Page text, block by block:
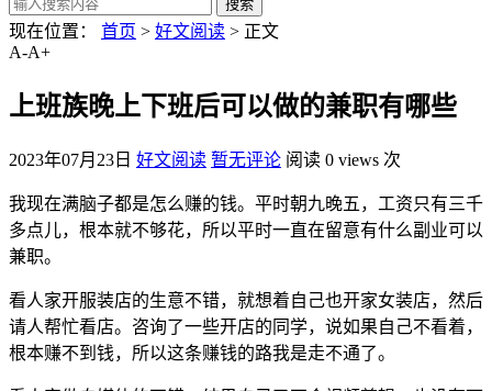
现在位置： 首页 > 好文阅读 > 正文
A-A+
上班族晚上下班后可以做的兼职有哪些
2023年07月23日 好文阅读 暂无评论 阅读 0 views 次
我现在满脑子都是怎么赚的钱。平时朝九晚五，工资只有三千
多点儿，根本就不够花，所以平时一直在留意有什么副业可以
兼职。
看人家开服装店的生意不错，就想着自己也开家女装店，然后
请人帮忙看店。咨询了一些开店的同学，说如果自己不看着，
根本赚不到钱，所以这条赚钱的路我是走不通了。